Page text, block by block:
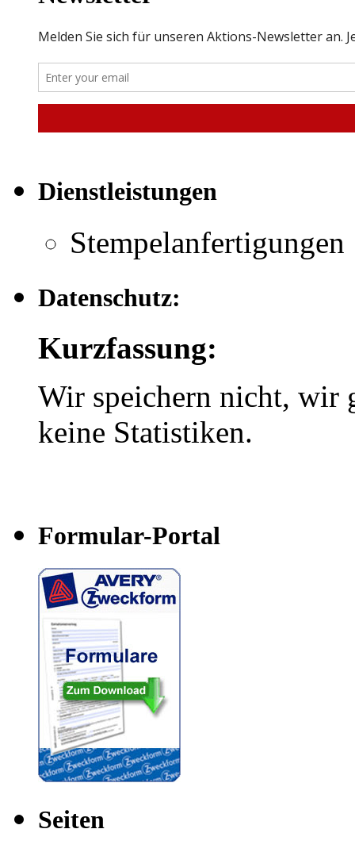
Dienstleistungen
Stempelanfertigungen
Datenschutz:
Kurzfassung:
Wir speichern nicht, wir
keine Statistiken.
Formular-Portal
Seiten